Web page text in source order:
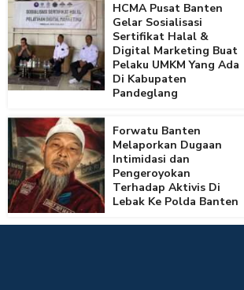
HCMA Pusat Banten
Gelar Sosialisasi
Sertifikat Halal &
Digital Marketing Buat
Pelaku UMKM Yang Ada
Di Kabupaten
Pandeglang
Forwatu Banten
Melaporkan Dugaan
Intimidasi dan
Pengeroyokan
Terhadap Aktivis Di
Lebak Ke Polda Banten